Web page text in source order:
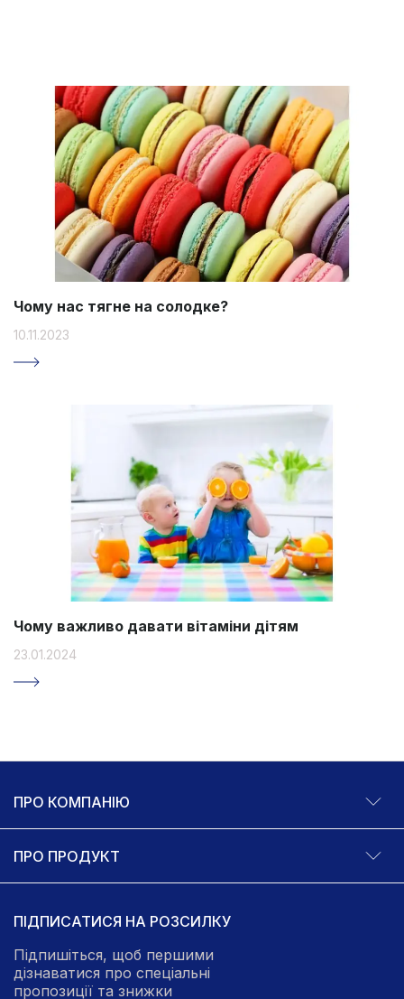
Чому нас тягне на солодке?
10.11.2023
Чому важливо давати вітаміни дітям
23.01.2024
ПРО КОМПАНІЮ
ПРО ПРОДУКТ
ПІДПИСАТИСЯ НА РОЗСИЛКУ
Підпишіться, щоб першими
дізнаватися про спеціальні
пропозиції та знижки